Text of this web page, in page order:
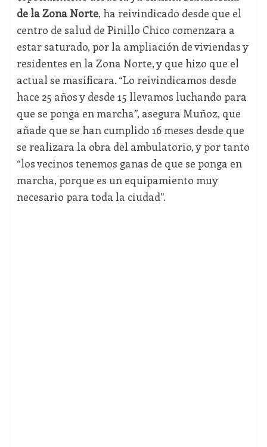
de la Zona Norte, ha reivindicado desde que el
centro de salud de Pinillo Chico comenzara a
estar saturado, por la ampliación de viviendas y
residentes en la Zona Norte, y que hizo que el
actual se masificara. “Lo reivindicamos desde
hace 25 años y desde 15 llevamos luchando para
que se ponga en marcha”, asegura Muñoz, que
añade que se han cumplido 16 meses desde que
se realizara la obra del ambulatorio, y por tanto
“los vecinos tenemos ganas de que se ponga en
marcha, porque es un equipamiento muy
necesario para toda la ciudad”.